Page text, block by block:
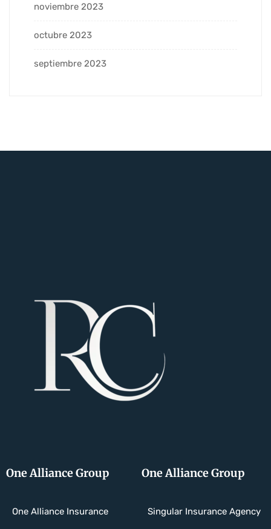
noviembre 2023
octubre 2023
septiembre 2023
One Alliance Group
One Alliance Insurance
One Alliance Group
Singular Insurance Agency